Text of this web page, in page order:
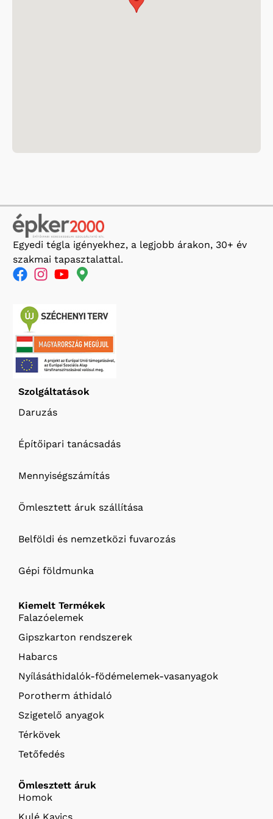
Egyedi tégla igényekhez, a legjobb árakon, 30+ év
szakmai tapasztalattal.
Szolgáltatások
Daruzás
Építőipari tanácsadás
Mennyiségszámítás
Ömlesztett áruk szállítása
Belföldi és nemzetközi fuvarozás
Gépi földmunka
Kiemelt Termékek
Falazóelemek
Gipszkarton rendszerek
Habarcs
Nyílásáthidalók-födémelemek-vasanyagok
Porotherm áthidaló
Szigetelő anyagok
Térkövek
Tetőfedés
Ömlesztett áruk
Homok
Kulé Kavics